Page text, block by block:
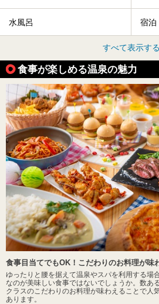
水風呂 宿泊
すべて表示する
食事が楽しめる温泉の魅力
食事目当てでもOK！こだわりのお料理が味
ゆったりと腰を据えて温泉やスパを利用する場
なのが美味しい食事ではないでしょうか。数あ
クラスのこだわりのお料理が味わえることで人
あります。